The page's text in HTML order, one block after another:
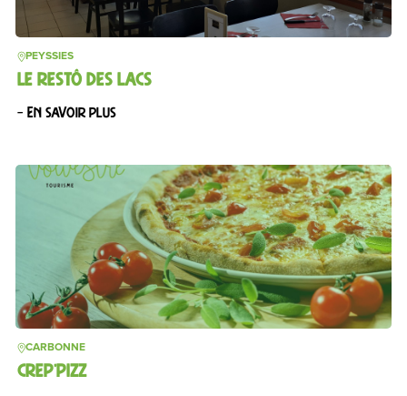
PEYSSIES
LE RESTÔ DES LACS
– En savoir plus
CARBONNE
CREP’PIZZ